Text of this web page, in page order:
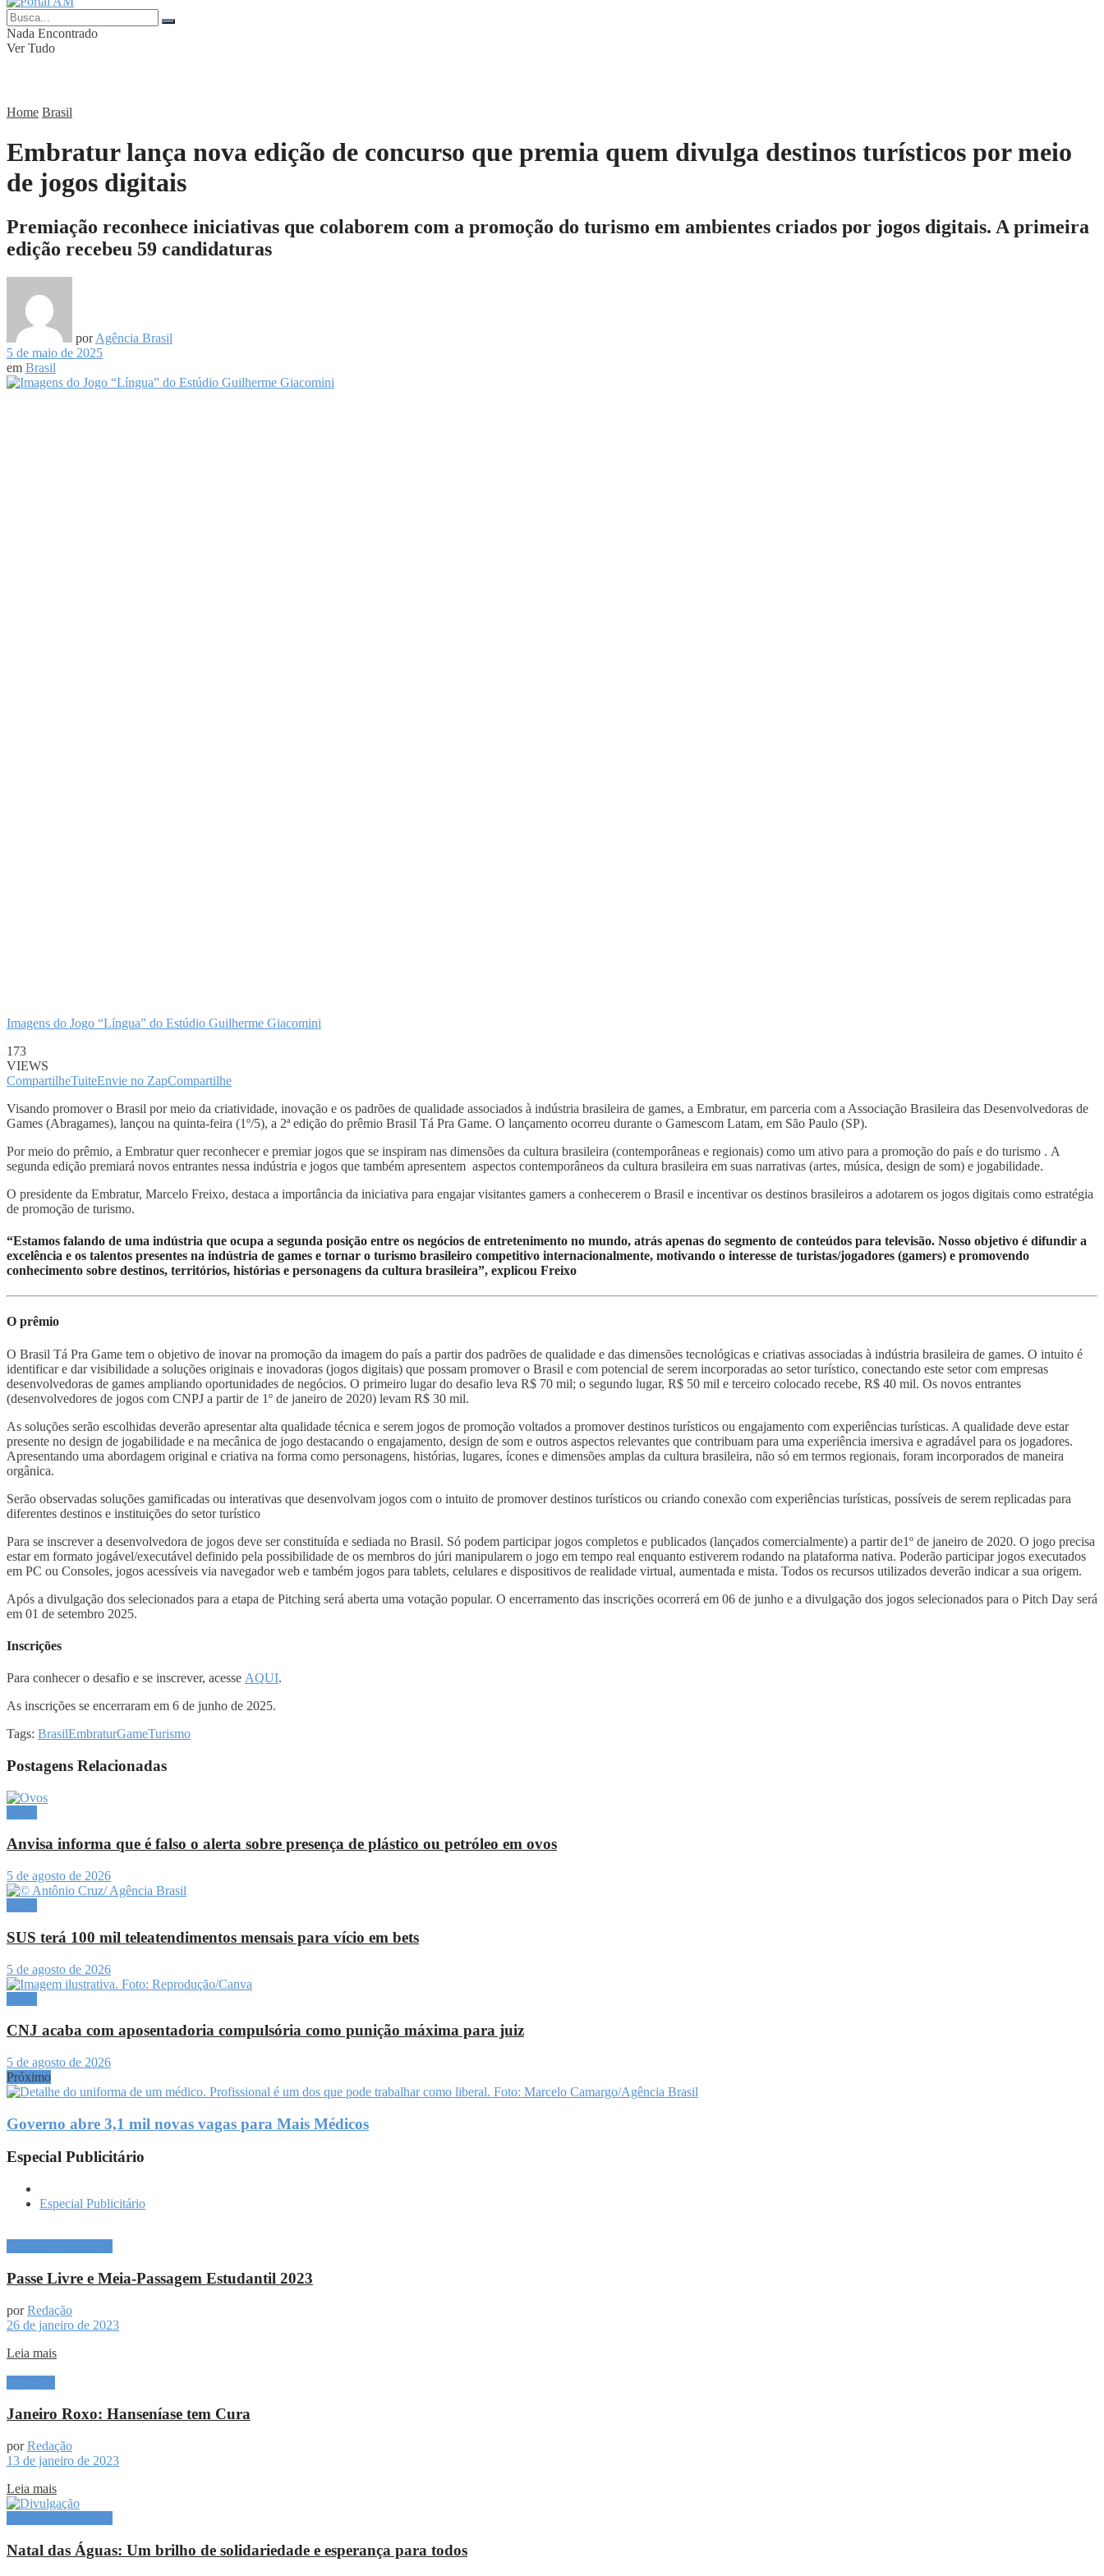
Nada Encontrado
Ver Tudo
Home Brasil
Embratur lança nova edição de concurso que premia quem divulga destinos turísticos por meio
de jogos digitais
Premiação reconhece iniciativas que colaborem com a promoção do turismo em ambientes criados por jogos digitais. A primeira
edição recebeu 59 candidaturas
por Agência Brasil
5 de maio de 2025
em Brasil
Imagens do Jogo “Língua” do Estúdio Guilherme Giacomini
173
VIEWS
CompartilheTuiteEnvie no ZapCompartilhe
Visando promover o Brasil por meio da criatividade, inovação e os padrões de qualidade associados à indústria brasileira de games, a Embratur, em parceria com a Associação Brasileira das Desenvolvedoras de
Games (Abragames), lançou na quinta-feira (1º/5), a 2ª edição do prêmio Brasil Tá Pra Game. O lançamento ocorreu durante o Gamescom Latam, em São Paulo (SP).
Por meio do prêmio, a Embratur quer reconhecer e premiar jogos que se inspiram nas dimensões da cultura brasileira (contemporâneas e regionais) como um ativo para a promoção do país e do turismo . A
segunda edição premiará novos entrantes nessa indústria e jogos que também apresentem aspectos contemporâneos da cultura brasileira em suas narrativas (artes, música, design de som) e jogabilidade.
O presidente da Embratur, Marcelo Freixo, destaca a importância da iniciativa para engajar visitantes gamers a conhecerem o Brasil e incentivar os destinos brasileiros a adotarem os jogos digitais como estratégia
de promoção de turismo.
“Estamos falando de uma indústria que ocupa a segunda posição entre os negócios de entretenimento no mundo, atrás apenas do segmento de conteúdos para televisão. Nosso objetivo é difundir a
excelência e os talentos presentes na indústria de games e tornar o turismo brasileiro competitivo internacionalmente, motivando o interesse de turistas/jogadores (gamers) e promovendo
conhecimento sobre destinos, territórios, histórias e personagens da cultura brasileira”, explicou Freixo
O prêmio
O Brasil Tá Pra Game tem o objetivo de inovar na promoção da imagem do país a partir dos padrões de qualidade e das dimensões tecnológicas e criativas associadas à indústria brasileira de games. O intuito é
identificar e dar visibilidade a soluções originais e inovadoras (jogos digitais) que possam promover o Brasil e com potencial de serem incorporadas ao setor turístico, conectando este setor com empresas
desenvolvedoras de games ampliando oportunidades de negócios. O primeiro lugar do desafio leva R$ 70 mil; o segundo lugar, R$ 50 mil e terceiro colocado recebe, R$ 40 mil. Os novos entrantes
(desenvolvedores de jogos com CNPJ a partir de 1º de janeiro de 2020) levam R$ 30 mil.
As soluções serão escolhidas deverão apresentar alta qualidade técnica e serem jogos de promoção voltados a promover destinos turísticos ou engajamento com experiências turísticas. A qualidade deve estar
presente no design de jogabilidade e na mecânica de jogo destacando o engajamento, design de som e outros aspectos relevantes que contribuam para uma experiência imersiva e agradável para os jogadores.
Apresentando uma abordagem original e criativa na forma como personagens, histórias, lugares, ícones e dimensões amplas da cultura brasileira, não só em termos regionais, foram incorporados de maneira
orgânica.
Serão observadas soluções gamificadas ou interativas que desenvolvam jogos com o intuito de promover destinos turísticos ou criando conexão com experiências turísticas, possíveis de serem replicadas para
diferentes destinos e instituições do setor turístico
Para se inscrever a desenvolvedora de jogos deve ser constituída e sediada no Brasil. Só podem participar jogos completos e publicados (lançados comercialmente) a partir de1º de janeiro de 2020. O jogo precisa
estar em formato jogável/executável definido pela possibilidade de os membros do júri manipularem o jogo em tempo real enquanto estiverem rodando na plataforma nativa. Poderão participar jogos executados
em PC ou Consoles, jogos acessíveis via navegador web e também jogos para tablets, celulares e dispositivos de realidade virtual, aumentada e mista. Todos os recursos utilizados deverão indicar a sua origem.
Após a divulgação dos selecionados para a etapa de Pitching será aberta uma votação popular. O encerramento das inscrições ocorrerá em 06 de junho e a divulgação dos jogos selecionados para o Pitch Day será
em 01 de setembro 2025.
Inscrições
Para conhecer o desafio e se inscrever, acesse AQUI.
As inscrições se encerraram em 6 de junho de 2025.
Tags: BrasilEmbraturGameTurismo
Postagens Relacionadas
Anvisa informa que é falso o alerta sobre presença de plástico ou petróleo em ovos
5 de agosto de 2026
SUS terá 100 mil teleatendimentos mensais para vício em bets
5 de agosto de 2026
CNJ acaba com aposentadoria compulsória como punição máxima para juiz
5 de agosto de 2026
Próximo
Governo abre 3,1 mil novas vagas para Mais Médicos
Especial Publicitário
Especial Publicitário
Passe Livre e Meia-Passagem Estudantil 2023
por Redação
26 de janeiro de 2023
Leia mais
Janeiro Roxo: Hanseníase tem Cura
por Redação
13 de janeiro de 2023
Leia mais
Natal das Águas: Um brilho de solidariedade e esperança para todos